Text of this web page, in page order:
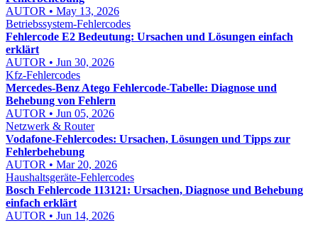
AUTOR • May 13, 2026
Betriebssystem-Fehlercodes
Fehlercode E2 Bedeutung: Ursachen und Lösungen einfach
erklärt
AUTOR • Jun 30, 2026
Kfz-Fehlercodes
Mercedes-Benz Atego Fehlercode-Tabelle: Diagnose und
Behebung von Fehlern
AUTOR • Jun 05, 2026
Netzwerk & Router
Vodafone-Fehlercodes: Ursachen, Lösungen und Tipps zur
Fehlerbehebung
AUTOR • Mar 20, 2026
Haushaltsgeräte-Fehlercodes
Bosch Fehlercode 113121: Ursachen, Diagnose und Behebung
einfach erklärt
AUTOR • Jun 14, 2026